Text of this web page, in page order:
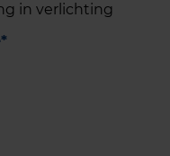
in verlichting